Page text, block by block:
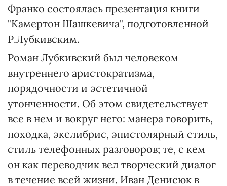
Франко состоялась презентация книги
"Камертон Шашкевича", подготовленной
Р.Лубкивским.
Роман Лубкивский был человеком
внутреннего аристократизма,
порядочности и эстетичной
утонченности. Об этом свидетельствует
все в нем и вокруг него: манера говорить,
походка, экслибрис, эпистолярный стиль,
стиль телефонных разговоров; те, с кем
он как переводчик вел творческий диалог
в течение всей жизни. Иван Денисюк в